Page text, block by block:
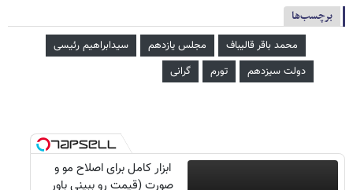
برچسب‌ها
محمد باقر قالیباف مجلس یازدهم
سیدابراهیم رئیسی
دولت سیزدهم
تورم گرانی
ابزار کامل برای اصلاح مو و
صورت (قیمت رو ببینی باور